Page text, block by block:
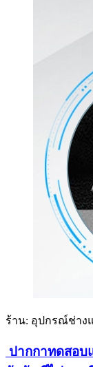
ร้าน: อุปกรณ์ช่าง
ปากกาทดสอ